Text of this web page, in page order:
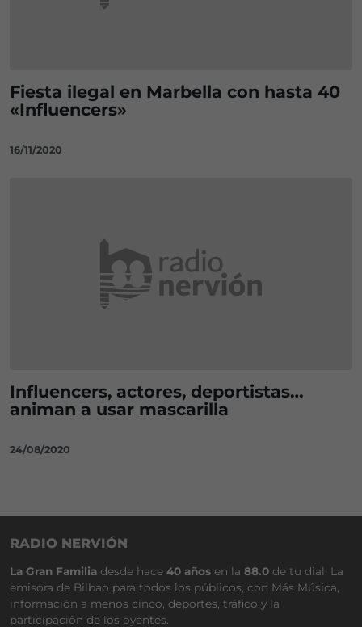
Fiesta ilegal en Marbella con hasta 40
«Influencers»
16/11/2020
Influencers, actores, deportistas…
animan a usar mascarilla
24/08/2020
RADIO NERVIÓN
La Gran Familia desde hace 40 años en la 88.0 de tu dial. La
emisora de Bilbao para todos los públicos, con Más Música,
información a menos cinco, deportes, tráfico y la
participación de los oyentes.